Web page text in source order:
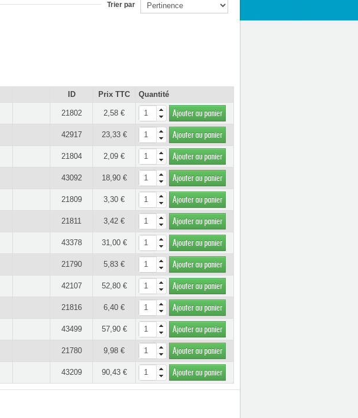
Trier par
ID Prix TTC Quantité
21802 2,58 € Ajouter au panier
42917 23,33 € Ajouter au panier
21804 2,09 € Ajouter au panier
43092 18,90 € Ajouter au panier
21809 3,30 € Ajouter au panier
21811 3,42 € Ajouter au panier
43378 31,00 € Ajouter au panier
21790 5,83 € Ajouter au panier
42107 52,80 € Ajouter au panier
21816 6,40 € Ajouter au panier
43499 57,90 € Ajouter au panier
21780 9,98 € Ajouter au panier
43209 90,43 € Ajouter au panier